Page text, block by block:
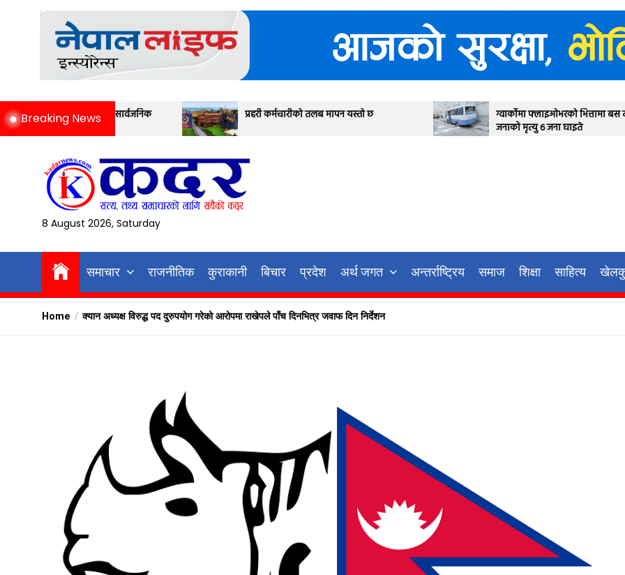
Breaking News
सार्वजनिक प्रहरी कर्मचारीको तलब मापन यस्तो छ
ग्वार्कोमा फ्लाइओभरको भित्तामा बस ठोक्किदा एक
जनाको मृत्यु ६ जना घाइते
8 August 2026, Saturday
समाचार राजनीतिक कुराकानी बिचार प्रदेश अर्थ जगत अन्तर्राष्ट्रिय समाज शिक्षा साहित्य
Home क्यान अध्यक्ष विरुद्ध पद दुरुपयोग गरेको आरोपमा राखेपले पाँच दिनभित्र जवाफ दिन निर्देशन